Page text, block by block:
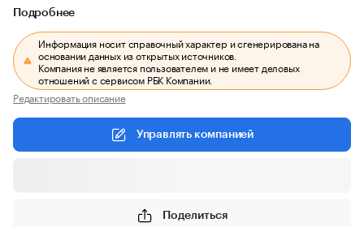
Подробнее
Информация носит справочный характер и сгенерирована на
основании данных из открытых источников.
Компания не является пользователем и не имеет деловых
отношений с сервисом РБК Компании.
Редактировать описание
Управлять компанией
Поделиться